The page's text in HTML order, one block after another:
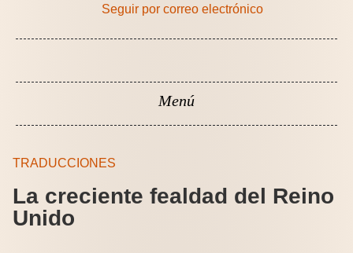
Seguir por correo electrónico
TRADUCCIONES
La creciente fealdad del Reino
Unido